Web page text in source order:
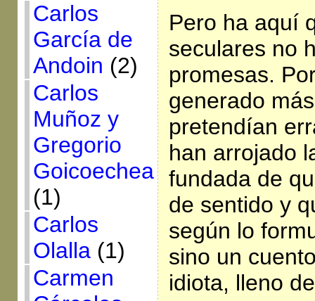
Carlos
García de
Andoin (2)
Carlos
Muñoz y
Gregorio
Goicoechea
(1)
Carlos
Olalla(1)
Carmen
Pero ha aquí
seculares no
promesas.
generado
pretendían
han arrojado
fundada de
de sentido y
según lo
sino un
idiota, lleno